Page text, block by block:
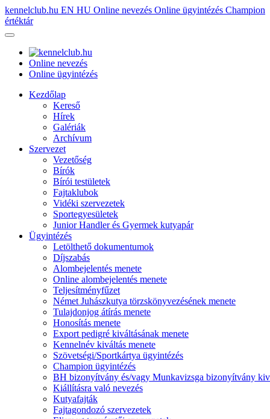
kennelclub.hu EN HU Online nevezés Online ügyintézés Champion
értéktár
Online nevezés
Online ügyintézés
Kezdőlap
Kereső
Hírek
Galériák
Archívum
Szervezet
Vezetőség
Bírók
Bírói testületek
Fajtaklubok
Vidéki szervezetek
Sportegyesületek
Junior Handler és Gyermek kutyapár
Ügyintézés
Letölthető dokumentumok
Díjszabás
Alombejelentés menete
Online alombejelentés menete
Teljesítményfűzet
Német Juhászkutya törzskönyvezésének menete
Tulajdonjog átírás menete
Honosítás menete
Export pedigré kiváltásának menete
Kennelnév kiváltás menete
Szövetségi/Sportkártya ügyintézés
Champion ügyintézés
BH bizonyítvány és/vagy Munkavizsga bizonyítvány
Kiállításra való nevezés
Kutyafajták
Fajtagondozó szervezetek